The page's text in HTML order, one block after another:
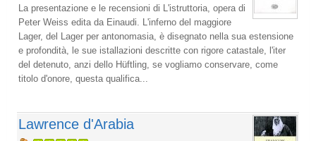
La presentazione e le recensioni di L'istruttoria, opera di
Peter Weiss edita da Einaudi. L'inferno del maggiore
Lager, del Lager per antonomasia, è disegnato nella sua estensione
e profondità, le sue istallazioni descritte con rigore catastale, l'iter
del detenuto, anzi dello Hüftling, se vogliamo conservare, come
titolo d'onore, questa qualifica...
Lawrence d'Arabia